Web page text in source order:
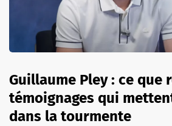
Guillaume Pley : ce que
témoignages qui
dans la tourmente